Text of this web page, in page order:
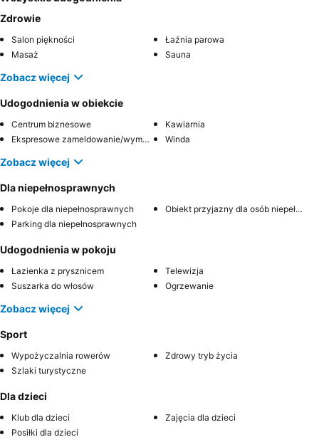
Zdrowie
Salon piękności
Łaźnia parowa
Masaż
Sauna
Zobacz więcej
Udogodnienia w obiekcie
Centrum biznesowe
Kawiarnia
Ekspresowe zameldowanie/wymeldowanie
Winda
Zobacz więcej
Dla niepełnosprawnych
Pokoje dla niepełnosprawnych
Obiekt przyjazny dla osób niepełnosprawnych
Parking dla niepełnosprawnych
Udogodnienia w pokoju
Łazienka z prysznicem
Telewizja
Suszarka do włosów
Ogrzewanie
Zobacz więcej
Sport
Wypożyczalnia rowerów
Zdrowy tryb życia
Szlaki turystyczne
Dla dzieci
Klub dla dzieci
Zajęcia dla dzieci
Posiłki dla dzieci